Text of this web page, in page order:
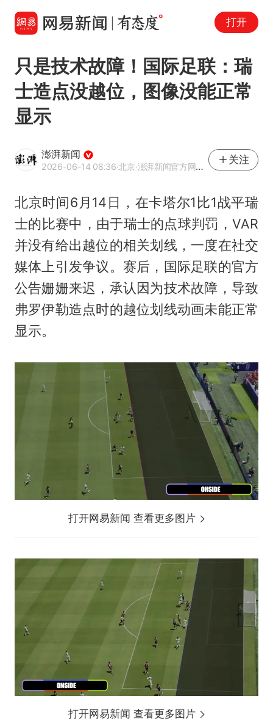
打开
只是技术故障！国际足联：瑞
士造点没越位，图像没能正常
显示
澎湃新闻
2026-06-14 08:36·北京·澎湃新闻官方网易号
关注
北京时间6月14日，在卡塔尔1比1战平瑞
士的比赛中，由于瑞士的点球判罚，VAR
并没有给出越位的相关划线，一度在社交
媒体上引发争议。赛后，国际足联的官方
公告姗姗来迟，承认因为技术故障，导致
弗罗伊勒造点时的越位划线动画未能正常
显示。
打开网易新闻 查看更多图片
打开网易新闻 查看更多图片